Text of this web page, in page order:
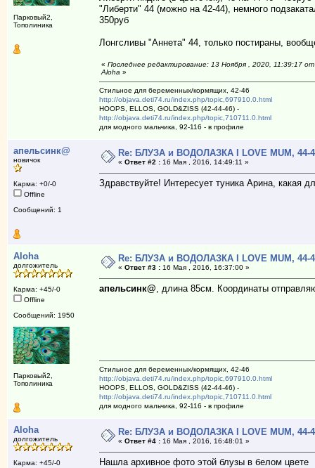
Парковый2,
Тополиника
"Либерти" 44 (можно на 42-44), немного
350руб
Лонгсливы "Аннета" 44, только постираны,
« Последнее редактирование: 13 Ноября , 2020, 11:39:17 от
Aloha »
Стильное для беременных/кормящих, 42-46
http://objava.deti74.ru/index.php/topic,697910.0.html
HOOPS, ELLOS, GOLD&ZISS (42-44-46) -
http://objava.deti74.ru/index.php/topic,710711.0.html
для модного мальчика, 92-116 - в профиле
апельсинк@
новичок
Карма: +0/-0
Offline
Сообщений: 1
Re: БЛУЗА и ВОДОЛАЗКА I LOVE MUM,
« Ответ #2 :16 Мая , 2016, 14:49:11 »
Здравствуйте! Интересует туника Арина, какая
Aloha
долгожитель
Карма: +45/-0
Offline
Сообщений: 1950
Парковый2,
Тополиника
Re: БЛУЗА и ВОДОЛАЗКА I LOVE MUM,
« Ответ #3 :16 Мая , 2016, 16:37:00 »
апельсинк@, длина 85см. Координаты
Стильное для беременных/кормящих, 42-46
http://objava.deti74.ru/index.php/topic,697910.0.html
HOOPS, ELLOS, GOLD&ZISS (42-44-46) -
http://objava.deti74.ru/index.php/topic,710711.0.html
для модного мальчика, 92-116 - в профиле
Aloha
долгожитель
Карма: +45/-0
Re: БЛУЗА и ВОДОЛАЗКА I LOVE MUM,
« Ответ #4 :16 Мая , 2016, 16:48:01 »
Нашла архивное фото этой блузы в белом цвете